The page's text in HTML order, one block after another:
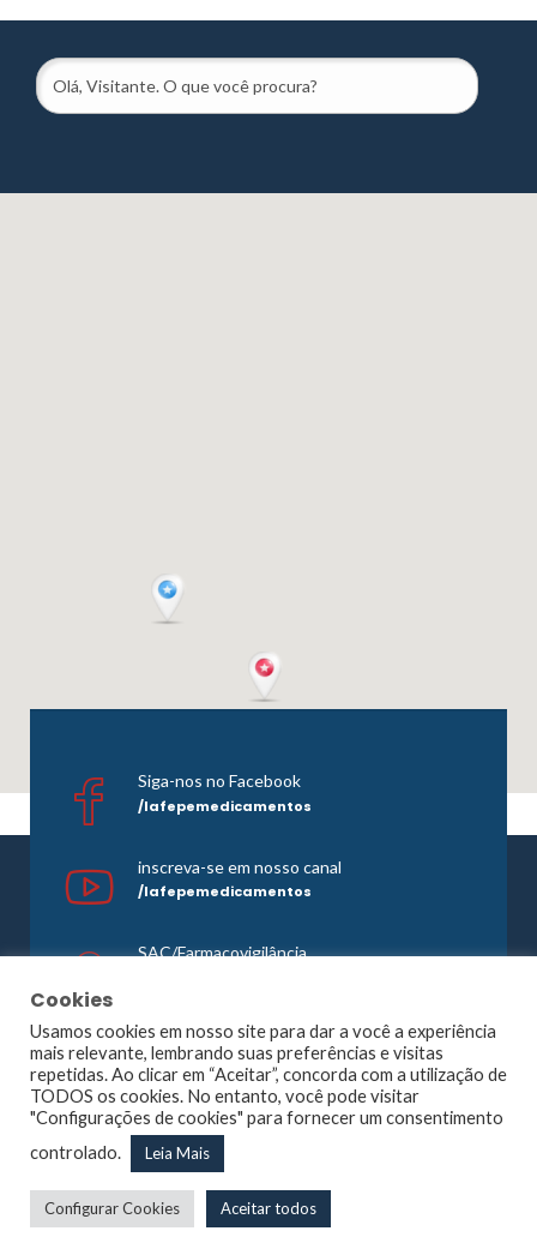
Siga-nos no Facebook
/lafepemedicamentos
inscreva-se em nosso canal
/lafepemedicamentos
SAC/Farmacovigilância
©1965 - 2026 Todos os direitos reservados. Lafepe |
Wordpress Optimized byAgência Planner
Largo de Dois Irmãos, 1117, Dois Irmãos – Recife – PE |
CNPJ: 10.877.926/0001-13
Cookies
Usamos cookies em nosso site para dar a você a experiência
mais relevante, lembrando suas preferências e visitas
repetidas. Ao clicar em “Aceitar”, concorda com a utilização de
TODOS os cookies. No entanto, você pode visitar
"Configurações de cookies" para fornecer um consentimento
controlado.
Leia Mais
Configurar Cookies Aceitar todos